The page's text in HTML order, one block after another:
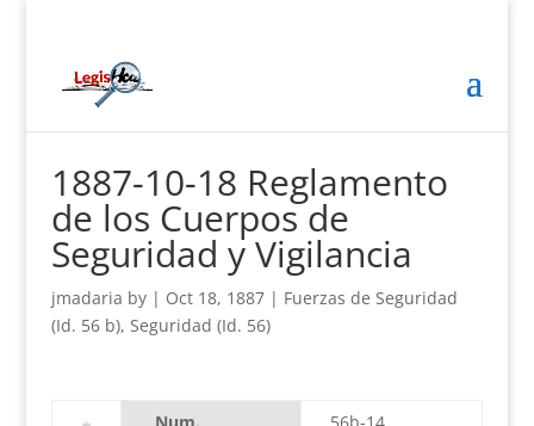
1887-10-18 Reglamento
de los Cuerpos de
Seguridad y Vigilancia
jmadaria by | Oct 18, 1887| Fuerzas de Seguridad
(Id. 56 b), Seguridad (Id. 56)